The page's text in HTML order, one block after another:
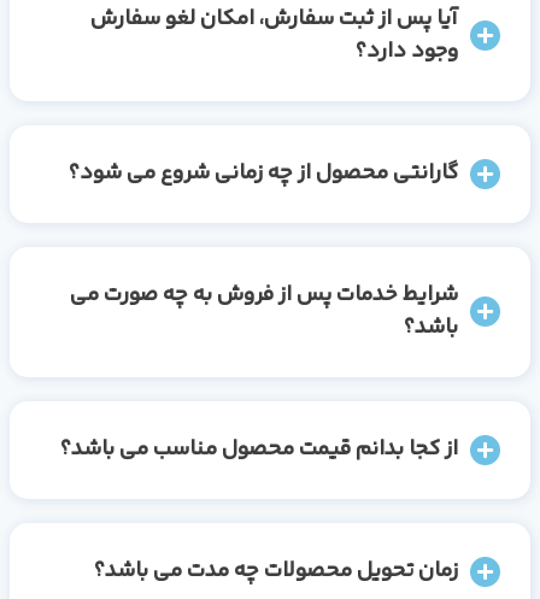
آیا پس از ثبت سفارش، امکان لغو سفارش
وجود دارد؟
گارانتی محصول از چه زمانی شروع می شود؟
شرایط خدمات پس از فروش به چه صورت می
باشد؟
از کجا بدانم قیمت محصول مناسب می باشد؟
زمان تحویل محصولات چه مدت می باشد؟